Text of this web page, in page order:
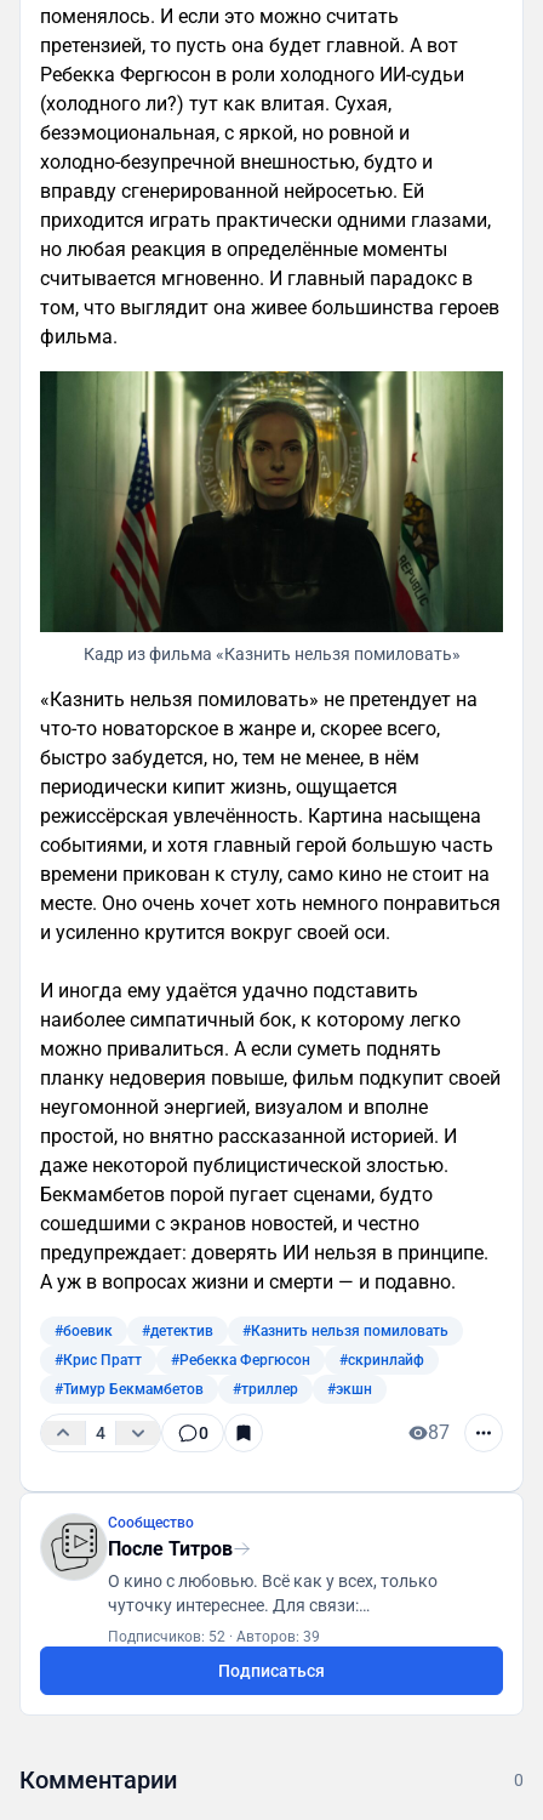
поменялось. И если это можно считать
претензией, то пусть она будет главной. А вот
Ребекка Фергюсон в роли холодного ИИ‑судьи
(холодного ли?) тут как влитая. Сухая,
безэмоциональная, с яркой, но ровной и
холодно‑безупречной внешностью, будто и
вправду сгенерированной нейросетью. Ей
приходится играть практически одними глазами,
но любая реакция в определённые моменты
считывается мгновенно. И главный парадокс в
том, что выглядит она живее большинства героев
фильма.
Кадр из фильма «Казнить нельзя помиловать»
«Казнить нельзя помиловать» не претендует на
что-то новаторское в жанре и, скорее всего,
быстро забудется, но, тем не менее, в нём
периодически кипит жизнь, ощущается
режиссёрская увлечённость. Картина насыщена
событиями, и хотя главный герой большую часть
времени прикован к стулу, само кино не стоит на
месте. Оно очень хочет хоть немного понравиться
и усиленно крутится вокруг своей оси.
И иногда ему удаётся удачно подставить
наиболее симпатичный бок, к которому легко
можно привалиться. А если суметь поднять
планку недоверия повыше, фильм подкупит своей
неугомонной энергией, визуалом и вполне
простой, но внятно рассказанной историей. И
даже некоторой публицистической злостью.
Бекмамбетов порой пугает сценами, будто
сошедшими с экранов новостей, и честно
предупреждает: доверять ИИ нельзя в принципе.
А уж в вопросах жизни и смерти — и подавно.
#боевик #детектив
#Казнить нельзя помиловать
#Крис Пратт
#Ребекка Фергюсон
#скринлайф
#Тимур Бекмамбетов
#триллер #экшн
4 0 87
Сообщество
После Титров
О кино с любовью. Всё как у всех, только
чуточку интереснее. Для связи:
posletitrov@yandex.ru
Подписчиков: 52 · Авторов: 39
Подписаться
Комментарии 0